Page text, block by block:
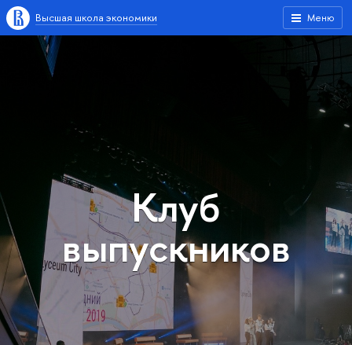
Меню
Высшая школа экономики
Клуб
выпускников